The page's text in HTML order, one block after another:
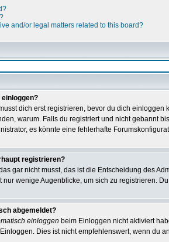
and/or legal matters related to this board?
dich erst registrieren, bevor du dich
warum. Falls du registriert und nicht gebannt
es könnte eine fehlerhafte
registrieren?
gar nicht musst, das ist die Entscheidung des
nur wenige Augenblicke, um sich zu registrieren.
abgemeldet?
einloggen beim Einloggen nicht aktiviert
Dies ist nicht empfehlenswert, wenn du